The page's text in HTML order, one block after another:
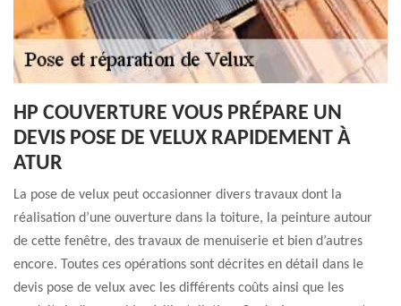
HP COUVERTURE VOUS PRÉPARE UN
DEVIS POSE DE VELUX RAPIDEMENT À
ATUR
La pose de velux peut occasionner divers travaux dont la
réalisation d’une ouverture dans la toiture, la peinture autour
de cette fenêtre, des travaux de menuiserie et bien d’autres
encore. Toutes ces opérations sont décrites en détail dans le
devis pose de velux avec les différents coûts ainsi que les